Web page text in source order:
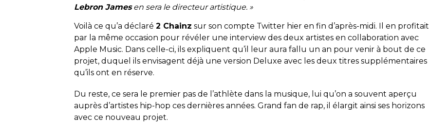
Lebron Jamesen sera le directeur artistique. »
Voilà ce qu’a déclaré 2 Chainz sur son compte Twitter hier en fin d’après-midi. Il en profitait
par la même occasion pour révéler une interview des deux artistes en collaboration avec
Apple Music. Dans celle-ci, ils expliquent qu’il leur aura fallu un an pour venir à bout de ce
projet, duquel ils envisagent déjà une version Deluxe avec les deux titres supplémentaires
qu’ils ont en réserve.
Du reste, ce sera le premier pas de l’athlète dans la musique, lui qu’on a souvent aperçu
auprès d’artistes hip-hop ces dernières années. Grand fan de rap, il élargit ainsi ses horizons
avec ce nouveau projet.